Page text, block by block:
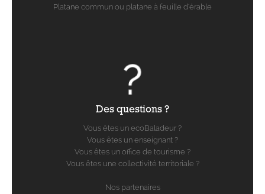
Platane commun ou platane à feuille d'érable
Des questions ?
Vous êtes un ecoBaladeur ?
Vous êtes un enseignant ?
Vous êtes un office de tourisme ?
Vous êtes une collectivité territoriale ?
Nos partenaires